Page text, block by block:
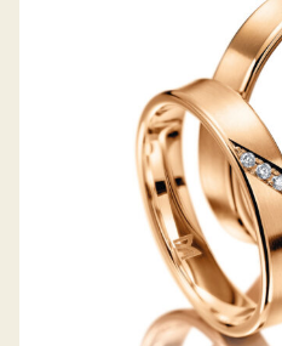
MEISTER